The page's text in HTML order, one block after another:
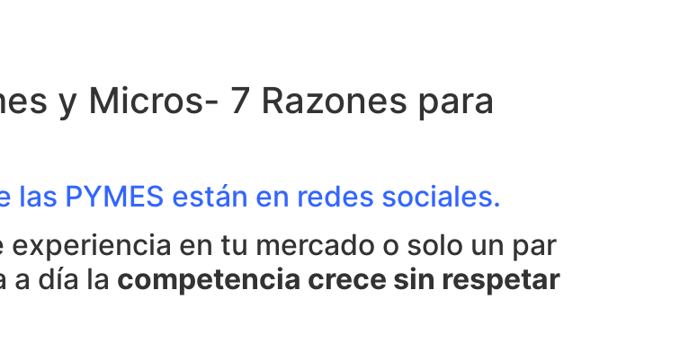
y Micros- 7 Razones para
las PYMES están en redes sociales.
en tu mercado o solo un par
a día la competencia crece sin respetar